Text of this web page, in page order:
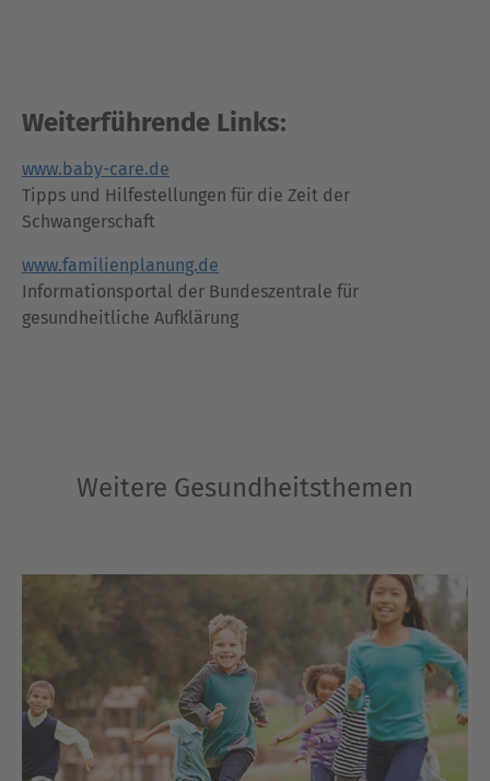
Weiterführende Links:
www.baby-care.de
Tipps und Hilfestellungen für die Zeit der
Schwangerschaft
www.familienplanung.de
Informationsportal der Bundeszentrale für
gesundheitliche Aufklärung
Weitere Gesundheitsthemen